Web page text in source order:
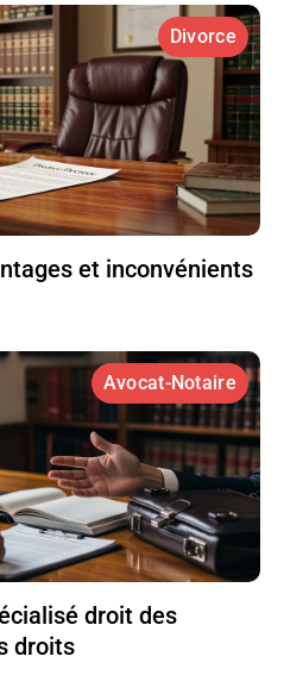
Divorce
et inconvénients
Avocat-Notaire
droit des
droits